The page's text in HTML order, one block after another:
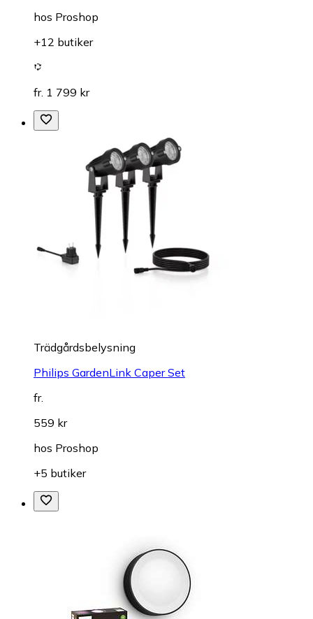
hos Proshop
+12 butiker
fr. 1 799 kr
Trädgårdsbelysning
Philips GardenLink Caper Set
fr.
559 kr
hos Proshop
+5 butiker